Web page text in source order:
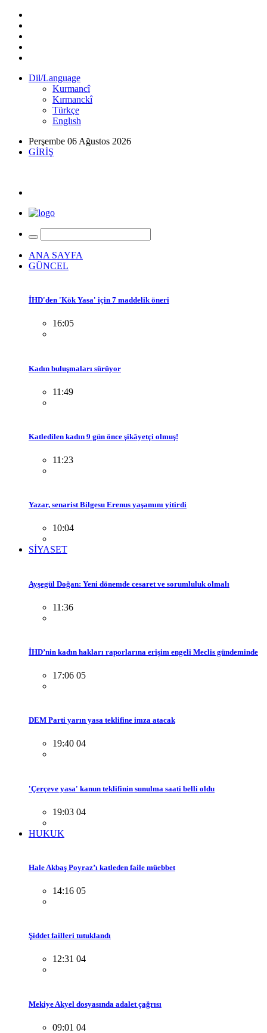
Dil/Language
Kurmancî
Kırmanckî
Türkçe
Englısh
Perşembe 06 Ağustos 2026
GİRİŞ
ANA SAYFA
GÜNCEL
İHD'den 'Kök Yasa' için 7 maddelik öneri
16:05
Kadın buluşmaları sürüyor
11:49
Katledilen kadın 9 gün önce şikâyetçi olmuş!
11:23
Yazar, senarist Bilgesu Erenus yaşamını yitirdi
10:04
SİYASET
Ayşegül Doğan: Yeni dönemde cesaret ve sorumluluk olmalı
11:36
İHD’nin kadın hakları raporlarına erişim engeli Meclis gündeminde
17:06 05
DEM Parti yarın yasa teklifine imza atacak
19:40 04
'Çerçeve yasa' kanun teklifinin sunulma saati belli oldu
19:03 04
HUKUK
Hale Akbaş Poyraz’ı katleden faile müebbet
14:16 05
Şiddet failleri tutuklandı
12:31 04
Mekiye Akyel dosyasında adalet çağrısı
09:01 04